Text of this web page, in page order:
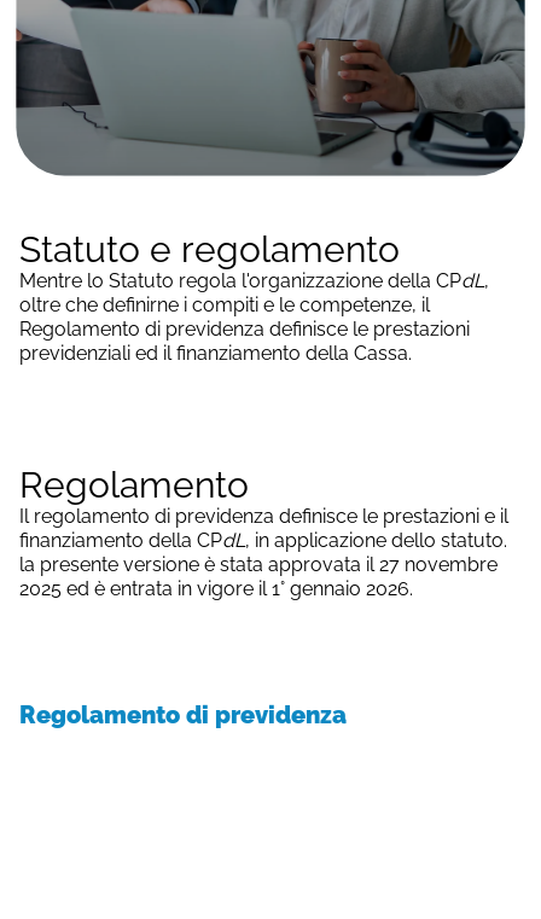
Statuto e regolamento
Mentre lo Statuto regola l'organizzazione della CPdL,
oltre che definirne i compiti e le competenze, il
Regolamento di previdenza definisce le prestazioni
previdenziali ed il finanziamento della Cassa.
Regolamento
Il regolamento di previdenza definisce le prestazioni e il
finanziamento della CPdL, in applicazione dello statuto.
la presente versione è stata approvata il 27 novembre
2025 ed è entrata in vigore il 1° gennaio 2026.
Regolamento di previdenza